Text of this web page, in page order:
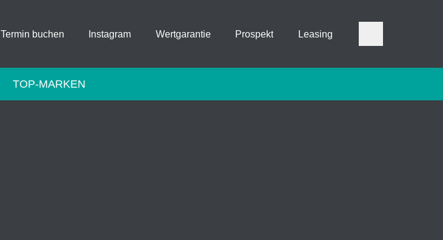
Termin buchen Instagram Wertgarantie Prospekt Leasing
TOP-MARKEN